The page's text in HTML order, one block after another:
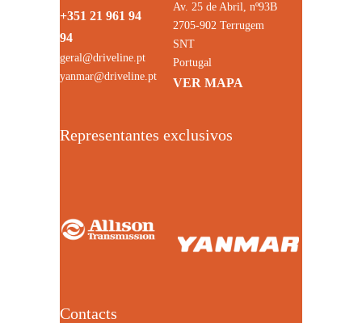
+351 21 961 94
94
geral@driveline.pt
yanmar@driveline.pt
Av. 25 de Abril, nº93B
2705-902 Terrugem
SNT
Portugal
VER MAPA
Representantes exclusivos
Contacts